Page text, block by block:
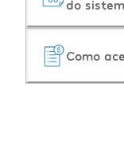
do
Como